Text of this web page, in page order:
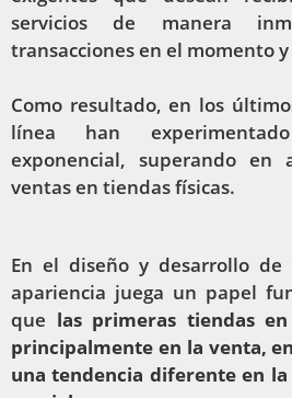
servicios de manera
transacciones en el momento
Como resultado, en los
línea han
exponencial, superando en
ventas en tiendas físicas.
En el diseño y desarrollo
apariencia juega un papel
que las primeras tiendas
principalmente en la venta,
una tendencia diferente en